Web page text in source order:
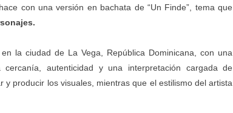
con una versión en bachata de “Un Finde”, tema que
la ciudad de La Vega, República Dominicana, con una
autenticidad y una interpretación cargada de
producir los visuales, mientras que el estilismo del artista